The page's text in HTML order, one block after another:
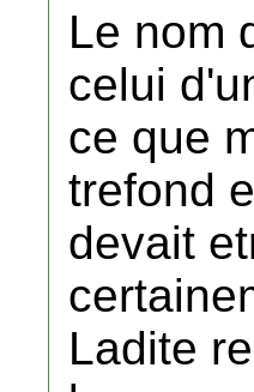
Le nom
celui
ce que
trefond
devait
Ladite